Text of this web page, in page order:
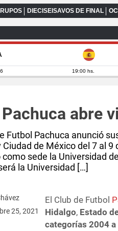
abre
Futbol Pachuca anunció
Ciudad de México del 7 al
sede la Universidad
la Universidad […]
25, 2021
El Club de Futbol
Hidalgo, Estado
categorías 2004 a